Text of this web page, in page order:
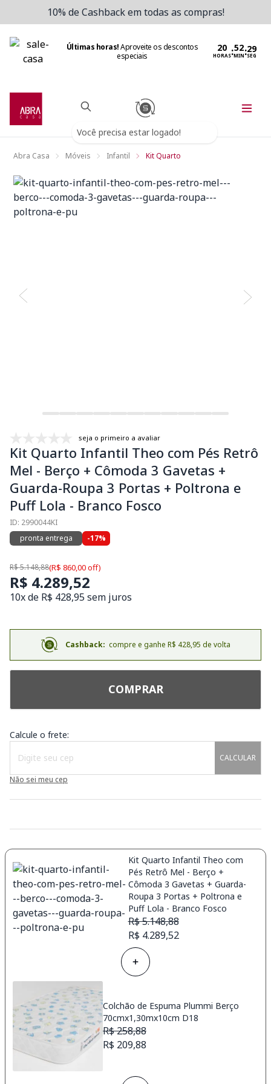
10% de Cashback em todas as compras!
Últimas horas!Aproveite os descontos
especiais
HORAS:MIN:SEG
Você precisa estar logado!
Abra Casa Móveis Infantil Kit Quarto
seja o primeiro a avaliar
Kit Quarto Infantil Theo com Pés Retrô
Mel - Berço + Cômoda 3 Gavetas +
Guarda-Roupa 3 Portas + Poltrona e
Puff Lola - Branco Fosco
ID: 2990044KI
pronta entrega
-17%
R$ 5.148,88(R$ 860,00 off)
R$ 4.289,52
10x de R$ 428,95 sem juros
Cashback: compre e ganhe R$ 428,95 de volta
COMPRAR
Calcule o frete:
CALCULAR
Não sei meu cep
Kit Quarto Infantil Theo com
Pés Retrô Mel - Berço +
Cômoda 3 Gavetas + Guarda-
Roupa 3 Portas + Poltrona e
Puff Lola - Branco Fosco
R$ 5.148,88
R$ 4.289,52
Colchão de Espuma Plummi Berço
70cmx1,30mx10cm D18
R$ 258,88
R$ 209,88